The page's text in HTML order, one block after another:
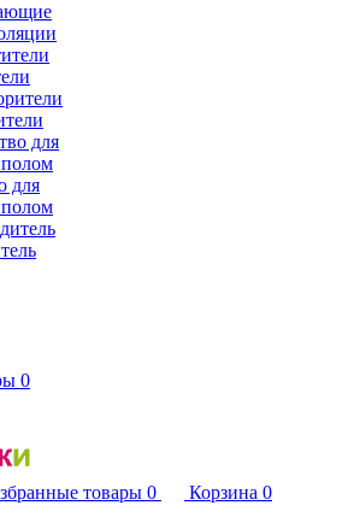
для
полом
0
товары 0 Корзина 0